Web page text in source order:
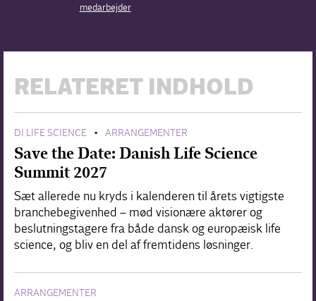
medarbejder
RELATERET INDHOLD
DI LIFE SCIENCE • ARRANGEMENTER
Save the Date: Danish Life Science
Summit 2027
Sæt allerede nu kryds i kalenderen til årets vigtigste
branchebegivenhed – mød visionære aktører og
beslutningstagere fra både dansk og europæisk life
science, og bliv en del af fremtidens løsninger.
ARRANGEMENTER